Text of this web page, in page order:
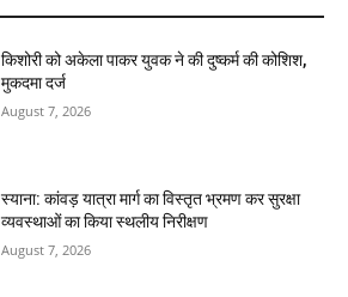
किशोरी को अकेला पाकर युवक ने की दुष्कर्म की कोशिश,
मुकदमा दर्ज
August 7, 2026
स्याना: कांवड़ यात्रा मार्ग का विस्तृत भ्रमण कर सुरक्षा
व्यवस्थाओं का किया स्थलीय निरीक्षण
August 7, 2026